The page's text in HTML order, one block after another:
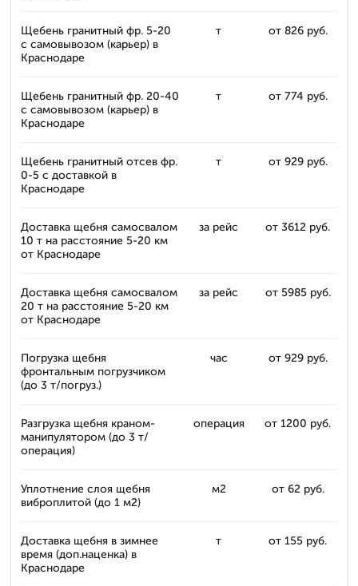
Щебень гранитный фр. 5-20
с самовывозом (карьер) в
Краснодаре
т от 826 руб.
Щебень гранитный фр. 20-40
с самовывозом (карьер) в
Краснодаре
т от 774 руб.
Щебень гранитный отсев фр.
0-5 с доставкой в
Краснодаре
т от 929 руб.
Доставка щебня самосвалом
10 т на расстояние 5-20 км
от Краснодаре
за рейс от 3612 руб.
Доставка щебня самосвалом
20 т на расстояние 5-20 км
от Краснодаре
за рейс от 5985 руб.
Погрузка щебня
фронтальным погрузчиком
(до 3 т/погруз.)
час от 929 руб.
Разгрузка щебня краном-
манипулятором (до 3 т/
операция)
операция от 1200 руб.
Уплотнение слоя щебня
виброплитой (до 1 м2)
м2 от 62 руб.
Доставка щебня в зимнее
время (доп.наценка) в
Краснодаре
т от 155 руб.